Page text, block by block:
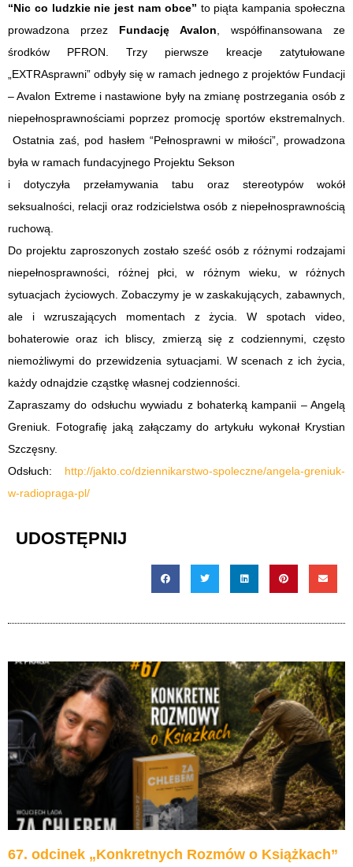
“Nic co ludzkie nie jest nam obce” to piąta kampania społeczna
prowadzona przez
Fundację Avalon, współfinansowana ze
środków PFRON. Trzy pierwsze kreacje zatytułowane
„EXTRAsprawni” odbyły się w ramach jednego z projektów Fundacji
– Avalon Extreme i nastawione były na zmianę postrzegania osób z
niepełnosprawnościami poprzez promocję sportów ekstremalnych.
Ostatnia zaś, pod hasłem “Pełnosprawni w miłości”, prowadzona
była w ramach fundacyjnego Projektu Sekson
i dotyczyła przełamywania tabu oraz stereotypów wokół
seksualności, relacji oraz rodzicielstwa osób z niepełnosprawnością
ruchową.
Do projektu zaproszonych zostało sześć osób z różnymi rodzajami
niepełnosprawności, różnej płci, w różnym wieku, w różnych
sytuacjach życiowych. Zobaczymy je w zaskakujących, zabawnych,
ale i wzruszających momentach z życia. W spotach video,
bohaterowie oraz ich bliscy, zmierzą się z codziennymi, często
niemożliwymi do przewidzenia sytuacjami. W scenach z ich życia,
każdy odnajdzie cząstkę własnej codzienności.
Zapraszamy do odsłuchu wywiadu z bohaterką kampanii – Angelą
Greniuk. Fotografię jaką załączamy do artykułu wykonał Krystian
Szczęsny.
Odsłuch:
http://jakto.co/dziennikarstwo-spoleczne/angela-greniuk-
w-radiopraga-pl/
UDOSTĘPNIJ
67. odcinek „Konkretnych Rozmów o Książkach”